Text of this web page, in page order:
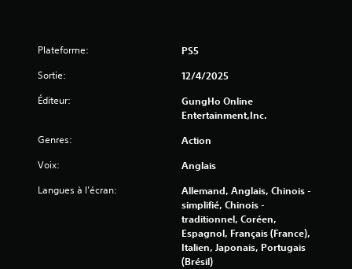
e
d
Plateforme: PS5
Sortie: 12/4/2025
Éditeur:
GungHo Online
Entertainment,Inc.
Genres: Action
Voix: Anglais
Langues à l’écran:
Allemand, Anglais, Chinois -
simplifié, Chinois -
traditionnel, Coréen,
Espagnol, Français (France),
Italien, Japonais, Portugais
(Brésil)